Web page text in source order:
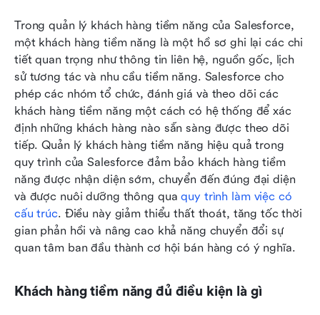
Trong quản lý khách hàng tiềm năng của Salesforce,
một khách hàng tiềm năng là một hồ sơ ghi lại các chi
tiết quan trọng như thông tin liên hệ, nguồn gốc, lịch
sử tương tác và nhu cầu tiềm năng. Salesforce cho
phép các nhóm tổ chức, đánh giá và theo dõi các
khách hàng tiềm năng một cách có hệ thống để xác
định những khách hàng nào sẵn sàng được theo dõi
tiếp. Quản lý khách hàng tiềm năng hiệu quả trong
quy trình của Salesforce đảm bảo khách hàng tiềm
năng được nhận diện sớm, chuyển đến đúng đại diện
và được nuôi dưỡng thông qua quy trình làm việc có
cấu trúc. Điều này giảm thiểu thất thoát, tăng tốc thời
gian phản hồi và nâng cao khả năng chuyển đổi sự
quan tâm ban đầu thành cơ hội bán hàng có ý nghĩa.
Khách hàng tiềm năng đủ điều kiện là gì